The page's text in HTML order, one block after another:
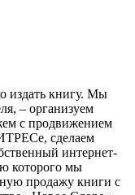
издать книгу. Мы
– организуем
с продвижением
сделаем
интернет-
которого мы
продажу книги с